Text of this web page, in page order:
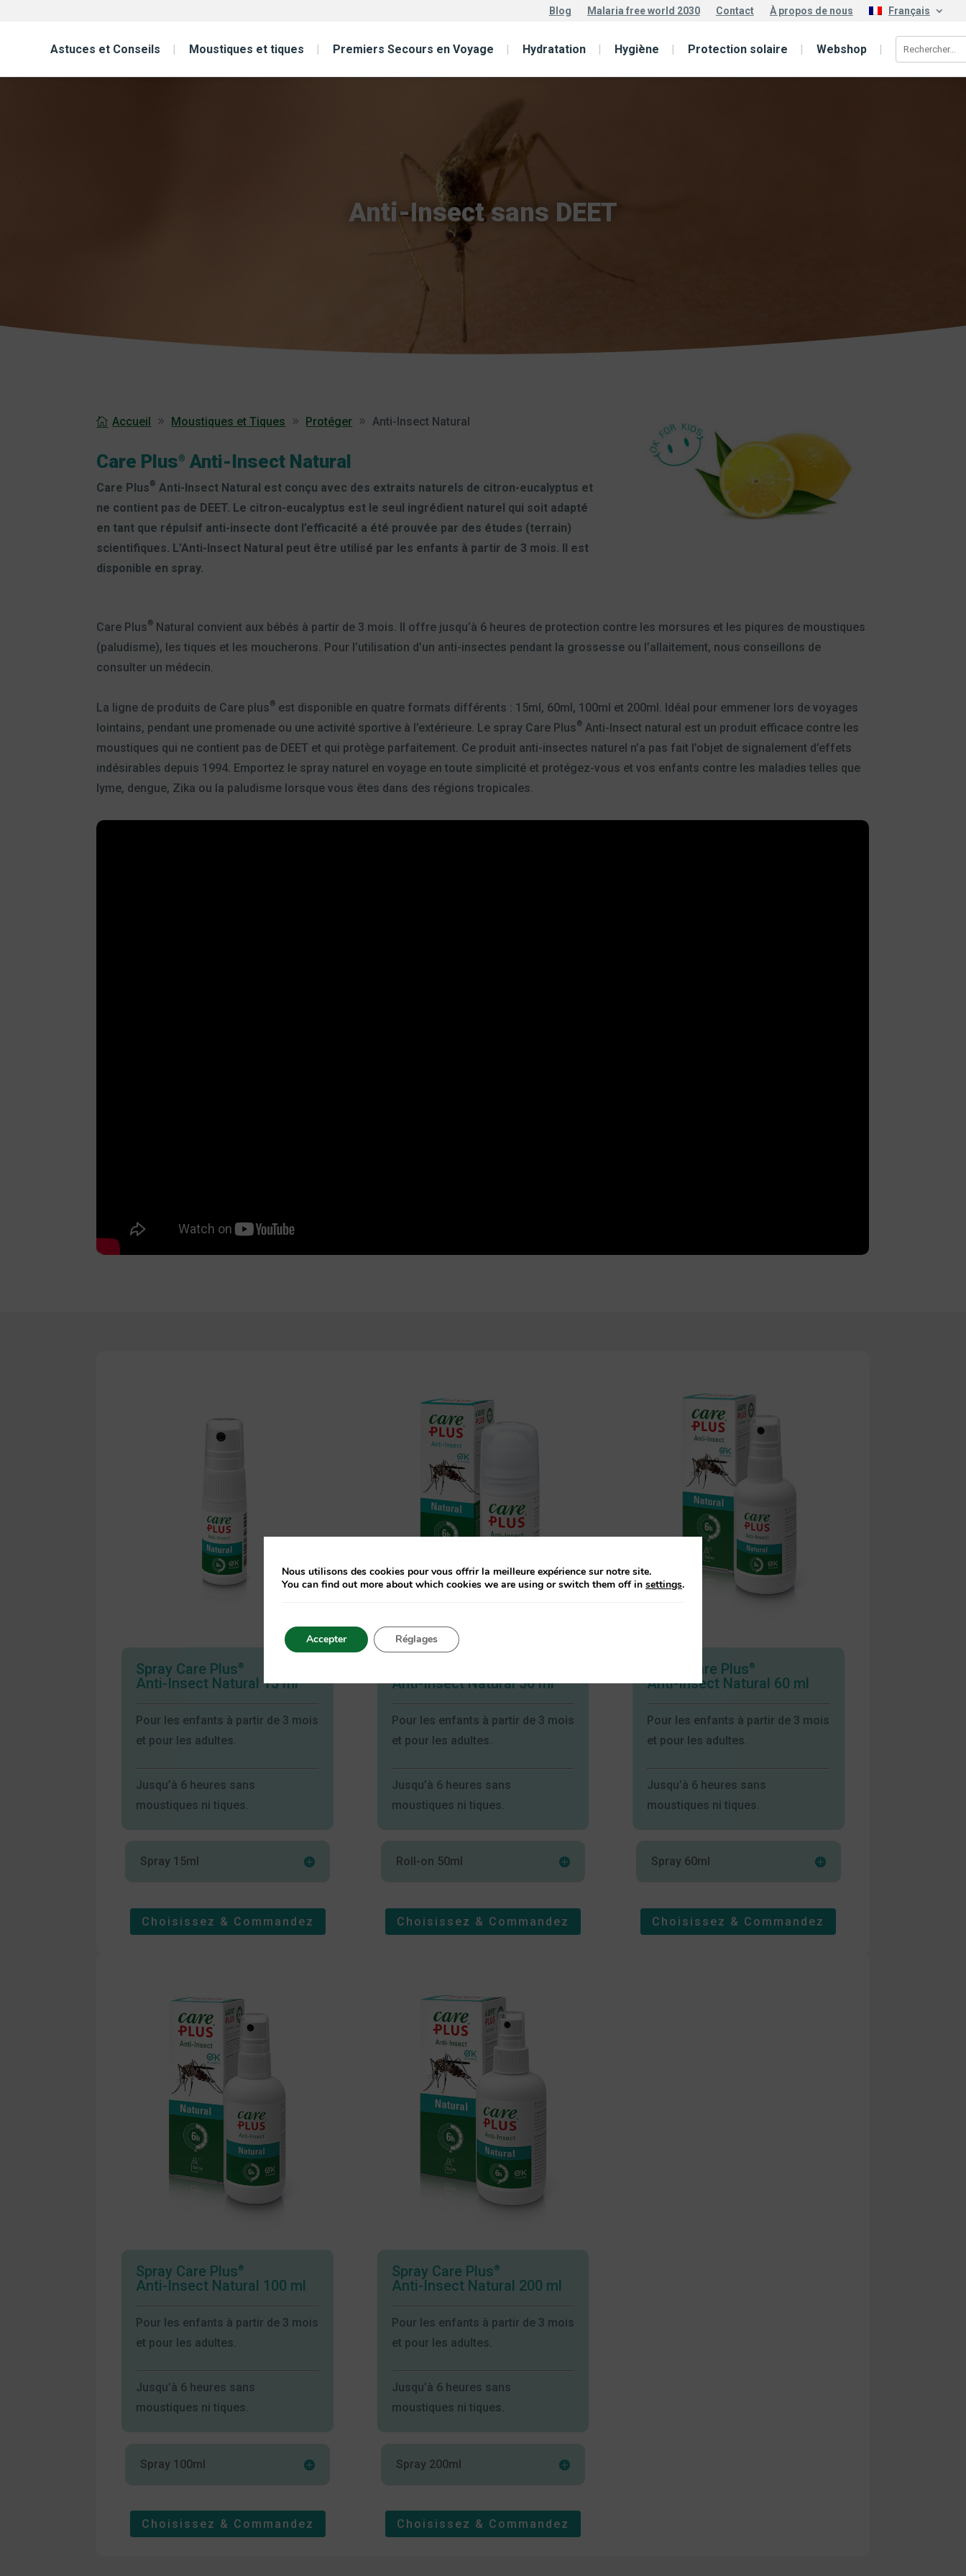
Blog Malaria free world 2030 Contact À propos de nous Français
Astuces et Conseils Moustiques et tiques Premiers Secours en Voyage Hydratation Hygiène Protection solaire Webshop
Anti-Insect sans DEET
Accueil Moustiques et Tiques Protéger Anti-Insect Natural
Care Plus® Anti-Insect Natural
Care Plus® Anti-Insect Natural est conçu avec des extraits naturels de citron-eucalyptus et
ne contient pas de DEET. Le citron-eucalyptus est le seul ingrédient naturel qui soit adapté
en tant que répulsif anti-insecte dont l’efficacité a été prouvée par des études (terrain)
scientifiques. L’Anti-Insect Natural peut être utilisé par les enfants à partir de 3 mois. Il est
disponible en spray.
Care Plus® Natural convient aux bébés à partir de 3 mois. Il offre jusqu’à 6 heures de protection contre les morsures et les piqures de moustiques
(paludisme), les tiques et les moucherons. Pour l’utilisation d’un anti-insectes pendant la grossesse ou l’allaitement, nous conseillons de
consulter un médecin.
La ligne de produits de Care plus® est disponible en quatre formats différents : 15ml, 60ml, 100ml et 200ml. Idéal pour emmener lors de voyages
lointains, pendant une promenade ou une activité sportive à l’extérieure. Le spray Care Plus® Anti-Insect natural est un produit efficace contre les
moustiques qui ne contient pas de DEET et qui protège parfaitement. Ce produit anti-insectes naturel n’a pas fait l’objet de signalement d’effets
indésirables depuis 1994. Emportez le spray naturel en voyage en toute simplicité et protégez-vous et vos enfants contre les maladies telles que
lyme, dengue, Zika ou la paludisme lorsque vous êtes dans des régions tropicales.
Spray Care Plus®
Anti-Insect Natural 15 ml
Pour les enfants à partir de 3 mois
et pour les adultes.
Jusqu’à 6 heures sans
moustiques ni tiques.
Spray 15ml
Choisissez & Commandez
Anti-Insect Natural 50 ml
Pour les enfants à partir de 3 mois
et pour les adultes.
Jusqu’à 6 heures sans
moustiques ni tiques.
Roll-on 50ml
Choisissez & Commandez
Spray Care Plus®
Anti-Insect Natural 60 ml
Pour les enfants à partir de 3 mois
et pour les adultes.
Jusqu’à 6 heures sans
moustiques ni tiques.
Spray 60ml
Choisissez & Commandez
Spray Care Plus®
Anti-Insect Natural 100 ml
Pour les enfants à partir de 3 mois
et pour les adultes.
Jusqu’à 6 heures sans
moustiques ni tiques.
Spray 100ml
Choisissez & Commandez
Spray Care Plus®
Anti-Insect Natural 200 ml
Pour les enfants à partir de 3 mois
et pour les adultes.
Jusqu’à 6 heures sans
moustiques ni tiques.
Spray 200ml
Choisissez & Commandez
Nous utilisons des cookies pour vous offrir la meilleure expérience sur notre site.
You can find out more about which cookies we are using or switch them off in settings.
Accepter Réglages